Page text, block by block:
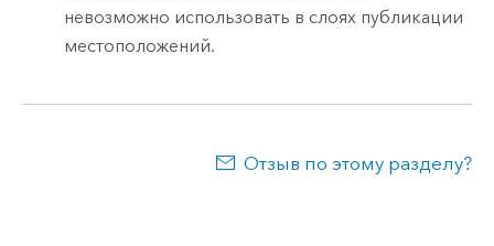
невозможно использовать в слоях публикации
местоположений.
Отзыв по этому разделу?